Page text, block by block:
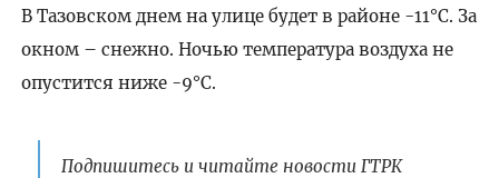
В Тазовском днем на улице будет в районе -11°C. За
окном – снежно. Ночью температура воздуха не
опустится ниже -9°C.
Подпишитесь и читайте новости ГТРК